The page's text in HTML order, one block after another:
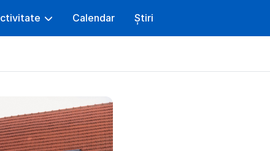
Calendar Știri